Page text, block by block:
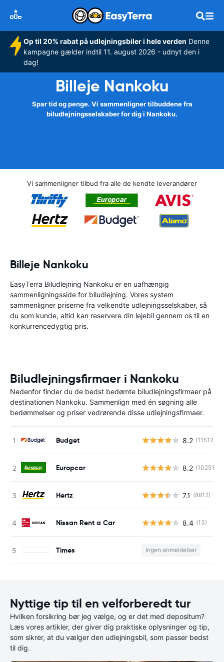
Op til 20% rabat på udlejningsbiler i hele verden Denne
kampagne gælder indtil 11. august 2026 - udnyt den i
dag!
Billeje Nankoku
Spar tid og penge. Vi sammenligner tilbuddene fra
biludlejningsselskaber for dig i Nankoku.
Vi sammenligner tilbud fra alle de kendte leverandører
Billeje Nankoku
EasyTerra Biludlejning Nankoku er en uafhængig
sammenligningsside for biludlejning. Vores system
sammenligner priserne fra velkendte udlejningsselskaber, så
du som kunde, altid kan reservere din lejebil gennem os til en
konkurrencedygtig pris.
Biludlejningsfirmaer i Nankoku
Nedenfor finder du de bedst bedømte biludlejningsfirmaer på
destinationen Nankoku. Sammenlign med én søgning alle
bedømmelser og priser vedrørende disse udlejningsfirmaer.
Budget 8.2 (11512)
Europcar 8.2 (10251)
Hertz 7.1 (8812)
Nissan Rent a Car 8.4 (13)
Times Ingen anmeldelser
Nyttige tip til en velforberedt tur
Hvilken forsikring bør jeg vælge, og er det med depositum?
Læs vores artikler, der giver dig praktiske oplysninger og tip,
som sikrer, at du vælger den udlejningsbil, som passer bedst
til dig.